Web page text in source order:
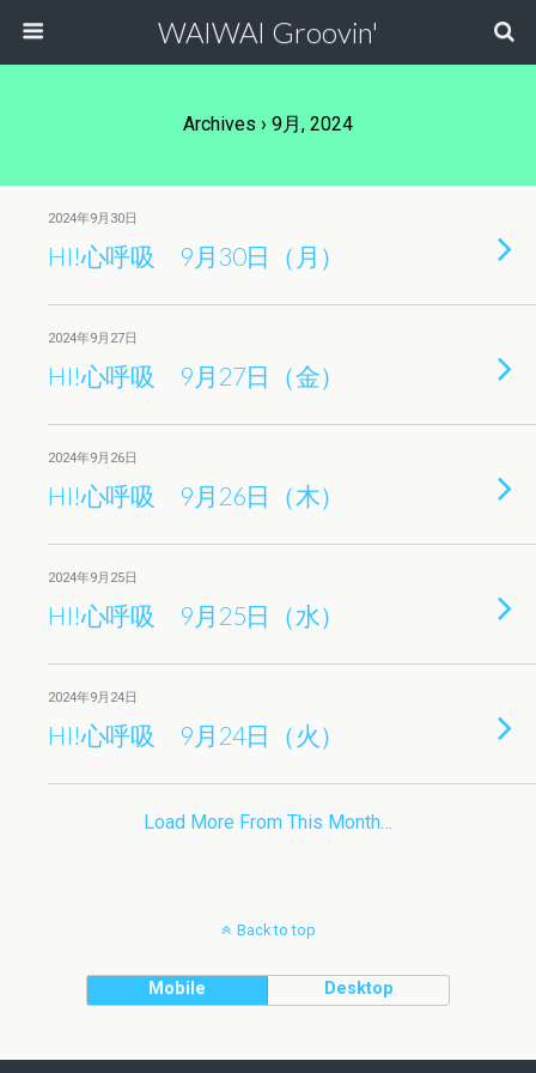
WAIWAI Groovin'
Archives › 9月, 2024
2024年9月30日
HI!心呼吸 9月30日（月）
2024年9月27日
HI!心呼吸 9月27日（金）
2024年9月26日
HI!心呼吸 9月26日（木）
2024年9月25日
HI!心呼吸 9月25日（水）
2024年9月24日
HI!心呼吸 9月24日（火）
Load More From This Month…
Back to top
Mobile Desktop